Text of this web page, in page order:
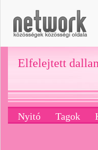
Elfelejtett
Nyitó Tagok